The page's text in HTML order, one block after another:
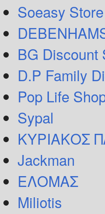
Soeasy Store
BG Discount
D.P Family
Pop Life
Sypal
ΚΥΡΙΑΚΟΣ
Jackman
ΕΛΟΜΑΣ
Miliotis